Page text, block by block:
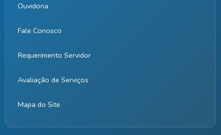
Ouvidoria
Fale Conosco
Requerimento Servidor
Avaliação de Serviços
Mapa do Site